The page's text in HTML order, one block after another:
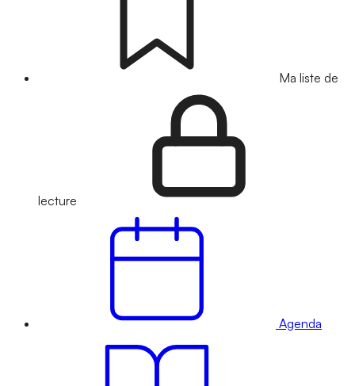
Ma liste de
lecture
Agenda